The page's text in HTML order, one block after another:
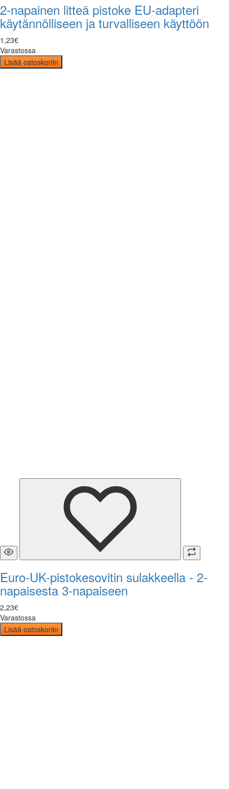
2-napainen litteä pistoke EU-adapteri
käytännölliseen ja turvalliseen käyttöön
1 ,23€
Varastossa
Lisää ostoskoriin
Euro-UK-pistokesovitin sulakkeella - 2-
napaisesta 3-napaiseen
2,23€
Varastossa
Lisää ostoskoriin